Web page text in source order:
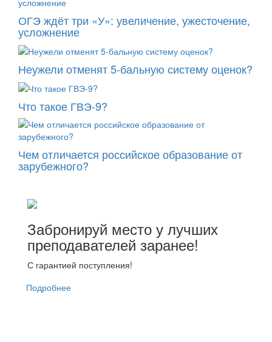
ОГЭ ждёт три «У»: увеличение, ужесточение,
усложнение
Неужели отменят 5-бальную систему оценок?
Что такое ГВЭ-9?
Чем отличается российское образование от
зарубежного?
Забронируй место у лучших
преподавателей заранее!
С гарантией поступления!
Подробнее